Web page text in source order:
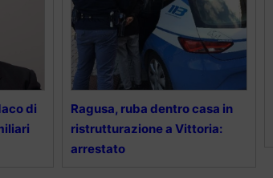
di
Ragusa, ruba dentro casa in
ristrutturazione a Vittoria:
arrestato